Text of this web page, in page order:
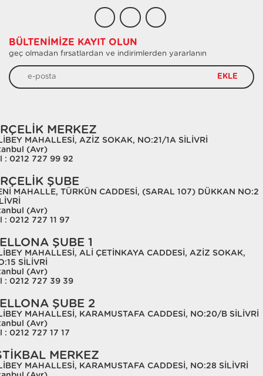
BÜLTENIMIZE KAYIT OLUN
geç olmadan fırsatlardan ve indirimlerden yararlanın
EKLE
MERKEZ
MAHALLESİ, AZİZ SOKAK, NO:21/1A SİLİVRİ
(Avr)
: 0212 727 99 92
ŞUBE
MAHALLE, TÜRKÜN CADDESİ, (SARAL 107) DÜKKAN NO:2
(Avr)
: 0212 727 11 97
ŞUBE 1
MAHALLESİ, ALİ ÇETİNKAYA CADDESİ, AZİZ SOKAK,
SİLİVRİ
(Avr)
: 0212 727 39 39
ŞUBE 2
MAHALLESİ, KARAMUSTAFA CADDESİ, NO:20/B SİLİVRİ
(Avr)
: 0212 727 17 17
MERKEZ
MAHALLESİ, KARAMUSTAFA CADDESİ, NO:28 SİLİVRİ